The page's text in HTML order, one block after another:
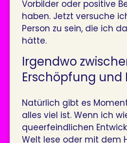
Vorbilder oder positive
haben. Jetzt versuche
Person zu sein, die ich
hätte.
Irgendwo
Erschöpfung und
Natürlich gibt es
alles viel ist. Wenn ich
queerfeindlichen
Welt lese oder mit dem